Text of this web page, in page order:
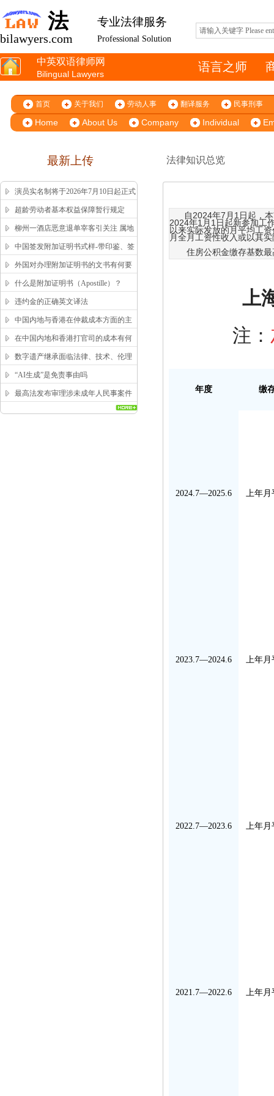
法 专业法律服务
Professional Solution
bilawyers.com
中英双语律师网
Bilingual Lawyers
语言之师
首页 关于我们 劳动人事 翻译服务 民事刑事
Home About Us Company Individual
最新上传 法律知识总览
演员实名制将于2026年7月10日起正式
施行
超龄劳动者基本权益保障暂行规定
柳州一酒店恶意退单宰客引关注 属地
市监局高效回应获舆论认可
中国签发附加证明书式样-带印鉴、签
字版本 China Apostille Sample
外国对办理附加证明书的文书有何要
求？
什么是附加证明书（Apostille）？
违约金的正确英文译法
中国内地与香港在仲裁成本方面的主
要区别
在中国内地和香港打官司的成本有何
区别？
数字遗产继承面临法律、技术、伦理
三重困局，该如何突破？
“AI生成”是免责事由吗
最高法发布审理涉未成年人民事案件
自2024年7月1日起，
2024年1月1日起新参加工
以来实际发放的月平均工
月全月工资性收入或以其
住房公积金缴存基数最
上
注：
年度 缴
2024.7—2025.6 上年月
2023.7—2024.6 上年月
2022.7—2023.6 上年月
2021.7—2022.6 上年月